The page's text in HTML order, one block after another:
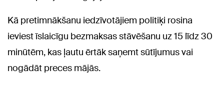
Kā pretimnākšanu iedzīvotājiem politiķi rosina
ieviest īslaicīgu bezmaksas stāvēšanu uz 15 līdz 30
minūtēm, kas ļautu ērtāk saņemt sūtījumus vai
nogādāt preces mājās.